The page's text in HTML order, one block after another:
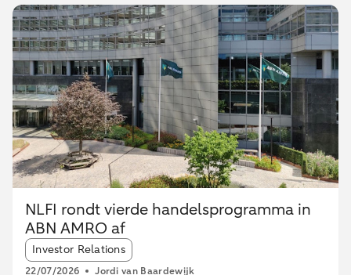
NLFI rondt vierde handelsprogramma in
ABN AMRO af
Article tags:
Investor Relations
22/07/2026 Jordi van Baardewijk